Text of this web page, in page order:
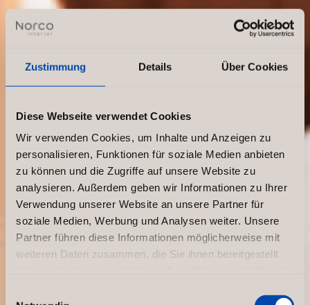
Zustimmung Details Über Cookies
Diese Webseite verwendet Cookies
Wir verwenden Cookies, um Inhalte und Anzeigen zu
personalisieren, Funktionen für soziale Medien anbieten
zu können und die Zugriffe auf unsere Website zu
analysieren. Außerdem geben wir Informationen zu Ihrer
Verwendung unserer Website an unsere Partner für
soziale Medien, Werbung und Analysen weiter. Unsere
Partner führen diese Informationen möglicherweise mit
weiteren Daten zusammen, die Sie ihnen bereitgestellt
Die
Zukunft
von
Ladenkonz
epten:
Machen Sie